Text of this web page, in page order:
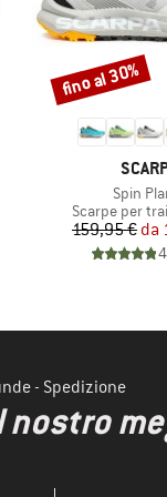
Articolo
Spin
Gruppo di
Scarpe per
159,95 € da
Sconto
fino al 30%
- Spedizione
nostro